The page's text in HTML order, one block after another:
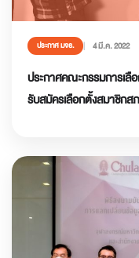
ประกาศ มจธ. 4 มี.ค. 2022
ประกาศคณะกรรมการเลื
รับสมัครเลือกตั้งสมาชิก